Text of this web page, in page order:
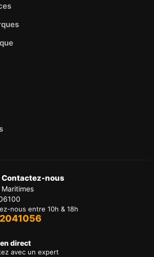
Contactez-nous
Maritimes
nous entre 10h & 18h
direct
avec un expert